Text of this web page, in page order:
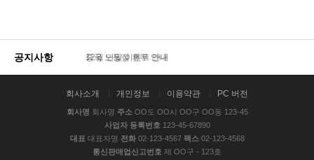
공지사항 중국 노동절 휴무 안내
회사소개 개인정보 이용약관 PC 버전
회사명 회사명 주소OO도 OO시 OO구 OO동 123-45
사업자 등록번호 123-45-67890
대표 대표자명 전화02-123-4567 팩스02-123-4568
통신판매업신고번호 제 OO구 - 123호